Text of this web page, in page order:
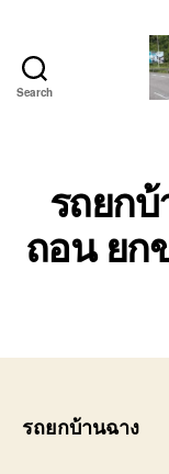
Search
รถยก
ถอน ยก
รถยกบ้านฉาง